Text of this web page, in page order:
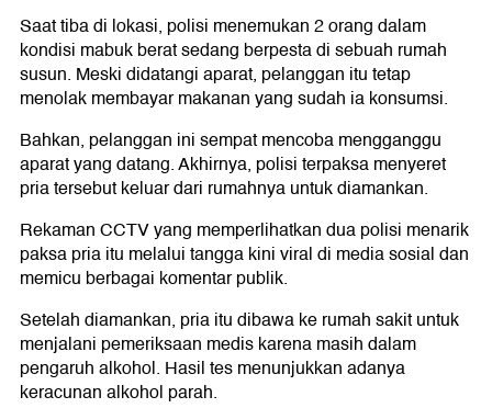
Saat tiba di lokasi, polisi menemukan 2 orang dalam
kondisi mabuk berat sedang berpesta di sebuah rumah
susun. Meski didatangi aparat, pelanggan itu tetap
menolak membayar makanan yang sudah ia konsumsi.
Bahkan, pelanggan ini sempat mencoba mengganggu
aparat yang datang. Akhirnya, polisi terpaksa menyeret
pria tersebut keluar dari rumahnya untuk diamankan.
Rekaman CCTV yang memperlihatkan dua polisi menarik
paksa pria itu melalui tangga kini viral di media sosial dan
memicu berbagai komentar publik.
Setelah diamankan, pria itu dibawa ke rumah sakit untuk
menjalani pemeriksaan medis karena masih dalam
pengaruh alkohol. Hasil tes menunjukkan adanya
keracunan alkohol parah.